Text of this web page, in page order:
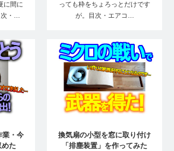
に間に
・…
っても枠をちょろっとだけです
が。目次・エアコ…
業・今
た
換気扇の小型を窓に取り付け
「排塵装置」を作ってみた